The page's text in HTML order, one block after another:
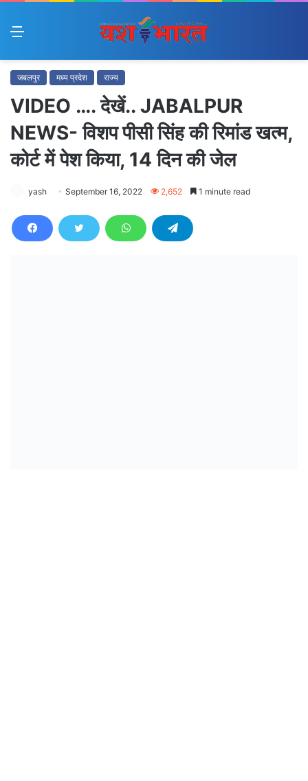
Menu
जबलपुर मध्य प्रदेश राज्य
VIDEO …. देखें.. JABALPUR
NEWS- विशप पीसी सिंह की रिमांड खत्म,
कोर्ट में पेश किया, 14 दिन की जेल
yash September 16, 2022 2,652 1 minute read